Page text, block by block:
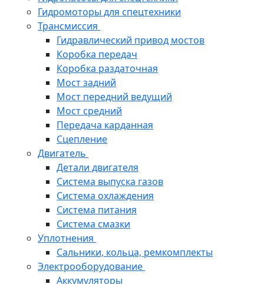
Гидромоторы для спецтехники
Трансмиссия
Гидравлический привод мостов
Коробка передач
Коробка раздаточная
Мост задний
Мост передний ведущий
Мост средний
Передача карданная
Сцепление
Двигатель
Детали двигателя
Система выпуска газов
Система охлаждения
Система питания
Система смазки
Уплотнения
Сальники, кольца, ремкомплекты
Электрооборудование
Аккумуляторы